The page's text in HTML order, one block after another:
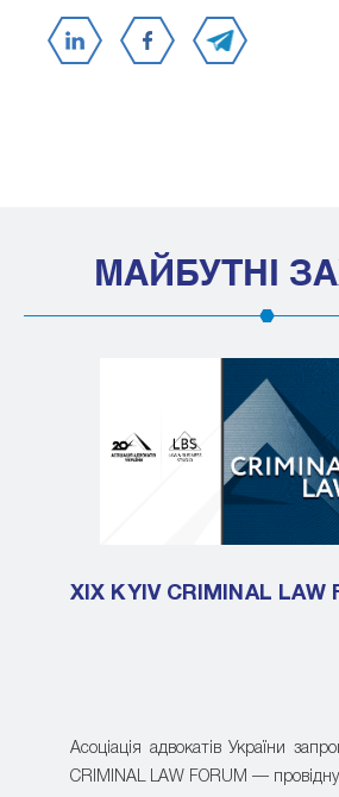
МАЙБУТНІ
XIX KYIV CRIMINAL LAW
Асоціація адвокатів України
CRIMINAL LAW FORUM —